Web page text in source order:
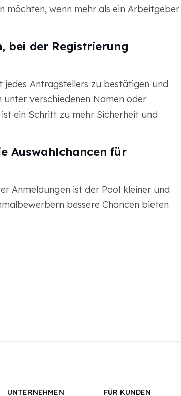
möchten, wenn mehr als ein Arbeitgeber
bei der Registrierung
Antragstellers zu bestätigen und
unter verschiedenen Namen oder
ein Schritt zu mehr Sicherheit und
Auswahlchancen für
Anmeldungen ist der Pool kleiner und
bessere Chancen bieten
UNTERNEHMEN FÜR KUNDEN